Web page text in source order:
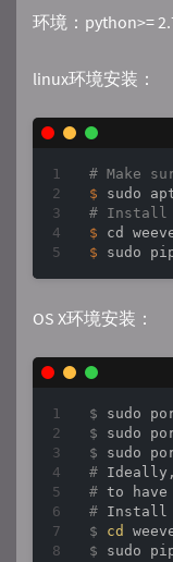
环境：python>=
linux环境安装：
# Make
$
# Install
$
$
OS X环境安装：
$ sudo
$ sudo
$ sudo
#
# to
# Install
$
cd
$ sudo